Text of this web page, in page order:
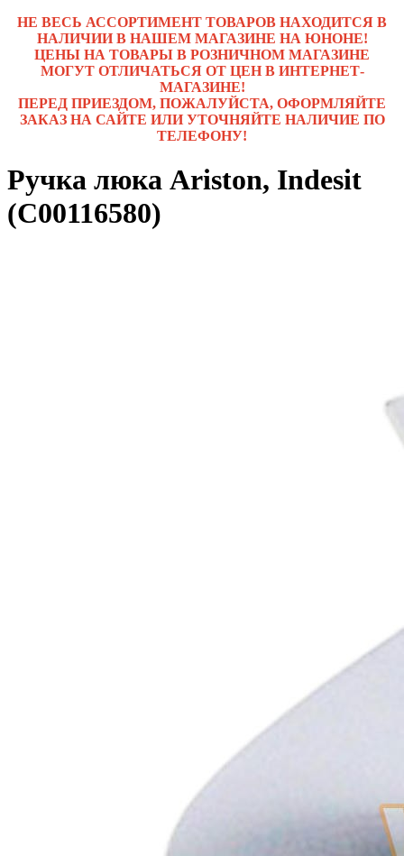
НЕ ВЕСЬ АССОРТИМЕНТ ТОВАРОВ НАХОДИТСЯ В
НАЛИЧИИ В НАШЕМ МАГАЗИНЕ НА ЮНОНЕ!
ЦЕНЫ НА ТОВАРЫ В РОЗНИЧНОМ МАГАЗИНЕ
МОГУТ ОТЛИЧАТЬСЯ ОТ ЦЕН В ИНТЕРНЕТ-
МАГАЗИНЕ!
ПЕРЕД ПРИЕЗДОМ, ПОЖАЛУЙСТА, ОФОРМЛЯЙТЕ
ЗАКАЗ НА САЙТЕ ИЛИ УТОЧНЯЙТЕ НАЛИЧИЕ ПО
ТЕЛЕФОНУ!
Ручка люка Ariston, Indesit
(C00116580)